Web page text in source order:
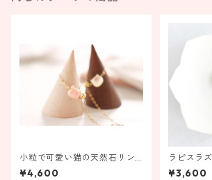
小粒で可愛い猫の天然石リン
グ
¥4,600
ラピスラ
グ【受注製
¥3,600